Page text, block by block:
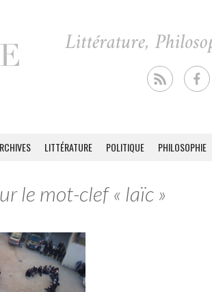
LITTÉRATURE POLITIQUE PHILOSOPHIE
le mot-clef « laïc »